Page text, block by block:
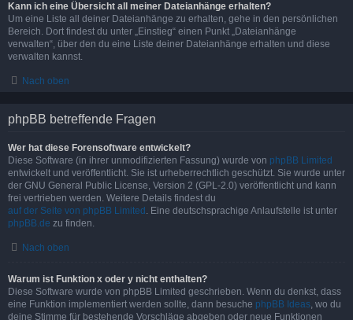
Kann ich eine Übersicht all meiner Dateianhänge erhalten?
Um eine Liste all deiner Dateianhänge zu erhalten, gehe in den persönlichen
Bereich. Dort findest du unter „Einstieg“ einen Punkt „Dateianhänge
verwalten“, über den du eine Liste deiner Dateianhänge erhalten und diese
verwalten kannst.
Nach oben
phpBB betreffende Fragen
Wer hat diese Forensoftware entwickelt?
Diese Software (in ihrer unmodifizierten Fassung) wurde von phpBB Limited
entwickelt und veröffentlicht. Sie ist urheberrechtlich geschützt. Sie wurde unter
der GNU General Public License, Version 2 (GPL-2.0) veröffentlicht und kann
frei vertrieben werden. Weitere Details findest du
auf der Seite von phpBB Limited . Eine deutschsprachige Anlaufstelle ist unter
phpBB.de zu finden.
Nach oben
Warum ist Funktion x oder y nicht enthalten?
Diese Software wurde von phpBB Limited geschrieben. Wenn du denkst, dass
eine Funktion implementiert werden sollte, dann besuche phpBB Ideas, wo du
deine Stimme für bestehende Vorschläge abgeben oder neue Funktionen